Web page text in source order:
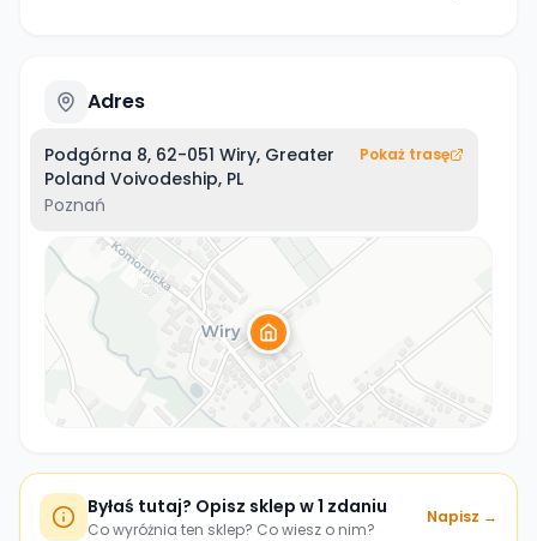
Adres
Podgórna 8, 62-051 Wiry, Greater
Poland Voivodeship, PL
Poznań
Pokaż trasę
Byłaś tutaj? Opisz sklep w 1 zdaniu
Co wyróżnia ten sklep? Co wiesz o nim?
Napisz →